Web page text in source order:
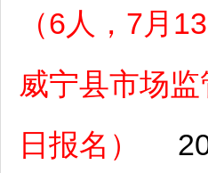
（6人，7月
威宁县市场
日报名）